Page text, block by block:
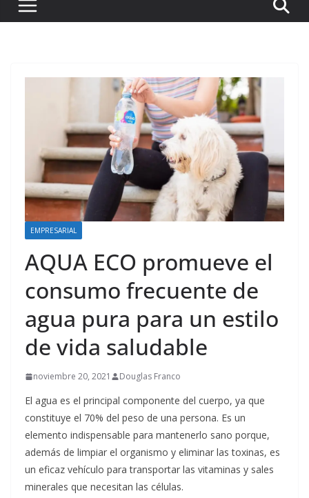
EMPRESARIAL
AQUA ECO promueve el
consumo frecuente de
agua pura para un estilo
de vida saludable
noviembre 20, 2021 Douglas Franco
El agua es el principal componente del cuerpo, ya que
constituye el 70% del peso de una persona. Es un
elemento indispensable para mantenerlo sano porque,
además de limpiar el organismo y eliminar las toxinas, es
un eficaz vehículo para transportar las vitaminas y sales
minerales que necesitan las células.